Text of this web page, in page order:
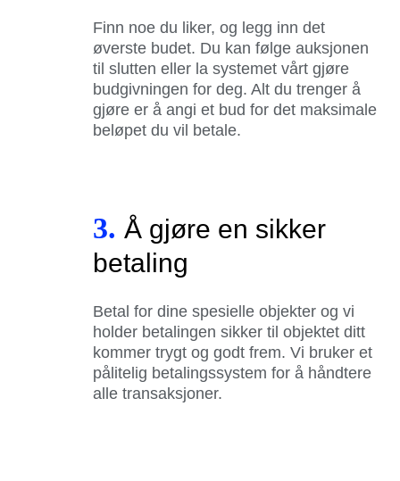
Finn noe du liker, og legg inn det
øverste budet. Du kan følge auksjonen
til slutten eller la systemet vårt gjøre
budgivningen for deg. Alt du trenger å
gjøre er å angi et bud for det maksimale
beløpet du vil betale.
3. Å gjøre en sikker
betaling
Betal for dine spesielle objekter og vi
holder betalingen sikker til objektet ditt
kommer trygt og godt frem. Vi bruker et
pålitelig betalingssystem for å håndtere
alle transaksjoner.